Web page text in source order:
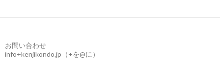
お問い合わせ
info+kenjikondo.jp（+を@に）